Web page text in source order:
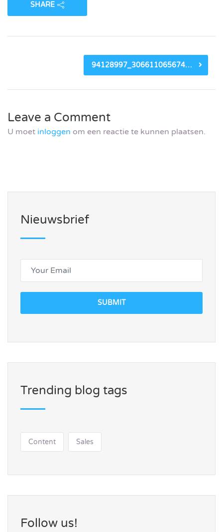
SHARE
94128997_3066110656743279_2740072590910423040_O
Leave a Comment
U moet inloggen om een reactie te kunnen plaatsen.
Nieuwsbrief
SUBMIT
Trending blog tags
Content Sales
Follow us!